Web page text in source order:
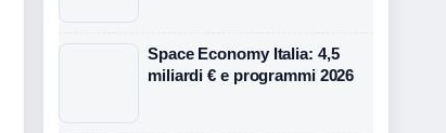
Space Economy Italia: 4,5
miliardi € e programmi 2026